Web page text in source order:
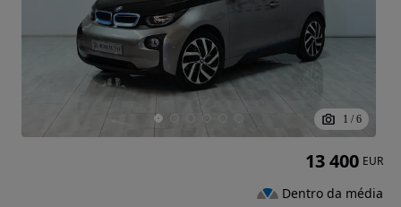
1 / 6
13 400 EUR
Dentro da média